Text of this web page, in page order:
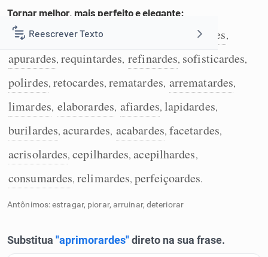
Reescrever Texto
Resumir Texto
Corrigir Texto
Detector de IA
Cata-letras
Tornar melhor, mais perfeito e elegante:
1 aperfeiçoardes, esmerardes,
apurardes, requintardes, refinardes, sofisticardes,
polirdes, retocardes, rematardes, arrematardes,
limardes, elaborardes, afiardes, lapidardes,
burilardes, acurardes, acabardes, facetardes,
acrisolardes,cepilhardes,acepilhardes,
consumardes,relimardes,perfeiçoardes.
Antônimos: estragar, piorar, arruinar, deteriorar